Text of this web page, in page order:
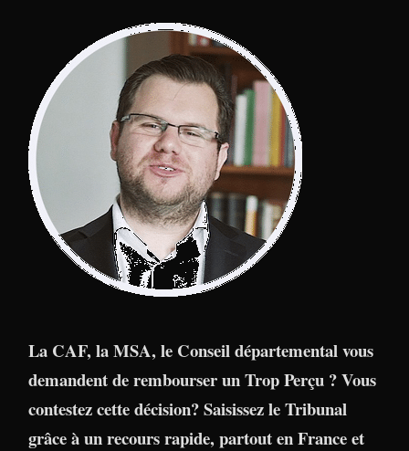
La CAF, la MSA, le Conseil départemental vous
demandent de rembourser un Trop Perçu ? Vous
contestez cette décision? Saisissez le Tribunal
grâce à un recours rapide, partout en France et